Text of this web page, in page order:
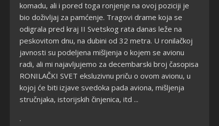
komadu, ali i pored toga ronjenje na ovoj poziciji je
bio doživljaj za pamćenje. Tragovi drame koja se
odigrala pred kraj II Svetskog rata danas leže na
peskovitom dnu, na dubini od 32 metra. U ronilačkoj
javnosti su podeljena mišljenja o kojem se avionu
radi, ali mi najavljujemo za decembarski broj časopisa
RONILAČKI SVET eksluzivnu priču o ovom avionu, u
kojoj će biti izjave svedoka pada aviona, mišljenja
stručnjaka, istorijskih činjenica, itd ...
.